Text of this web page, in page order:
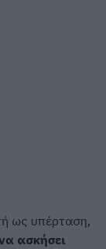
ως υπέρταση,
ασκήσει